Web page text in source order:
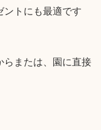
ントにも最適です
らまたは、園に直接